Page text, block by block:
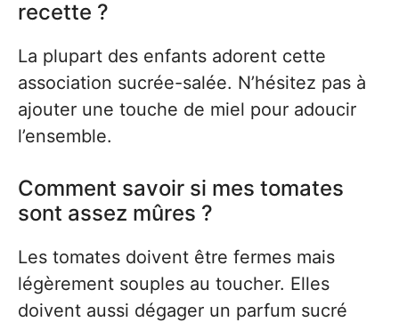
recette ?
La plupart des enfants adorent cette
association sucrée-salée. N’hésitez pas à
ajouter une touche de miel pour adoucir
l’ensemble.
Comment savoir si mes tomates
sont assez mûres ?
Les tomates doivent être fermes mais
légèrement souples au toucher. Elles
doivent aussi dégager un parfum sucré